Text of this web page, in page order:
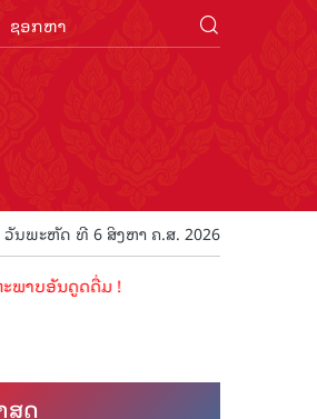
ວັນພະຫັດ ທີ 6 ສິງຫາ ຄ.ສ. 2026
ດູດດື່ມ !
ສຸດ